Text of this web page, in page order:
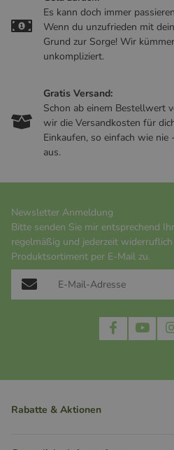
Es kann doch immer
Wenn du unzufrieden mit
Grund zur Sorge! Wir
unkompliziert.
Gratis Versand:
Schon ab einem Bestellwert
wir die Versandkosten für
Einkaufen, so einfach wie
aus.
Newsletter Anmeldung
Bitte senden Sie mir entsprechend
regelmäßig und jederzeit
Produktsortiment per E-Mail zu.
Rabatte & Aktionen